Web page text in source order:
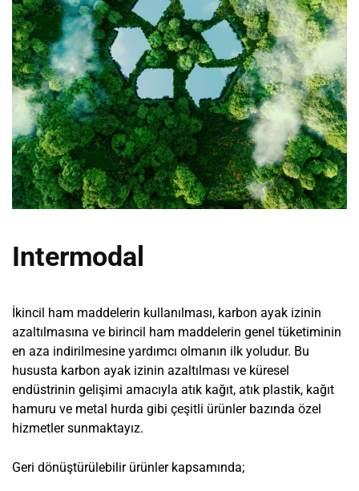
Intermodal
İkincil ham maddelerin kullanılması, karbon ayak izinin
azaltılmasına ve birincil ham maddelerin genel tüketiminin
en aza indirilmesine yardımcı olmanın ilk yoludur. Bu
hususta karbon ayak izinin azaltılması ve küresel
endüstrinin gelişimi amacıyla atık kağıt, atık plastik, kağıt
hamuru ve metal hurda gibi çeşitli ürünler bazında özel
hizmetler sunmaktayız.
Geri dönüştürülebilir ürünler kapsamında;